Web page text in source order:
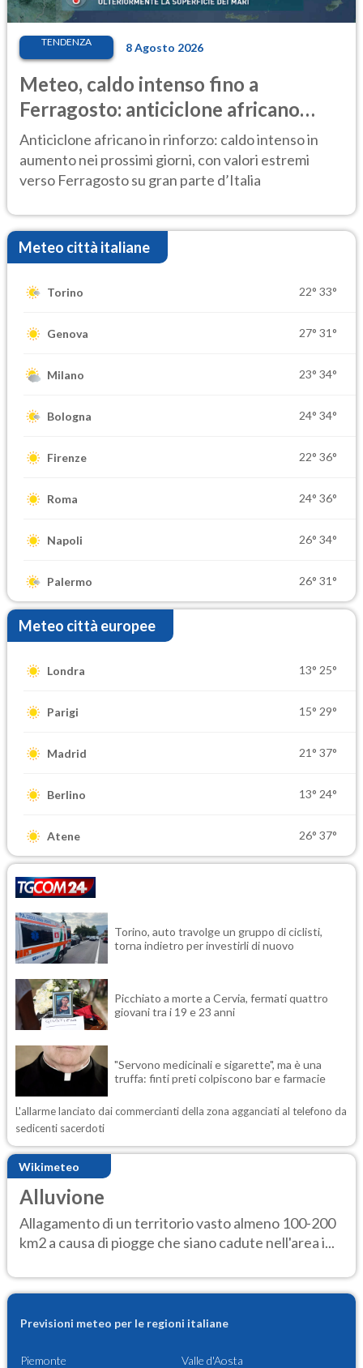
TENDENZA 8 Agosto 2026
Meteo, caldo intenso fino a
Ferragosto: anticiclone africano
ancora protagonista
Anticiclone africano in rinforzo: caldo intenso in
aumento nei prossimi giorni, con valori estremi
verso Ferragosto su gran parte d’Italia
Meteo città italiane
Torino 22° 33°
Genova 27° 31°
Milano 23° 34°
Bologna 24° 34°
Firenze 22° 36°
Roma 24° 36°
Napoli 26° 34°
Palermo 26° 31°
Meteo città europee
Londra 13° 25°
Parigi 15° 29°
Madrid 21° 37°
Berlino 13° 24°
Atene 26° 37°
Torino, auto travolge un gruppo di ciclisti,
torna indietro per investirli di nuovo
Picchiato a morte a Cervia, fermati quattro
giovani tra i 19 e 23 anni
"Servono medicinali e sigarette", ma è una
truffa: finti preti colpiscono bar e farmacie
L'allarme lanciato dai commercianti della zona agganciati al telefono da
sedicenti sacerdoti
Wikimeteo
Alluvione
Allagamento di un territorio vasto almeno 100-200
km2 a causa di piogge che siano cadute nell'area i...
Previsioni meteo per le regioni italiane
Piemonte Valle d'Aosta